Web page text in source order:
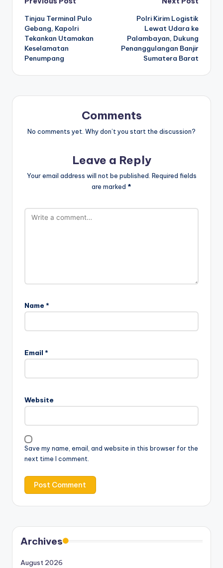
Post
navigation
Tinjau Terminal Pulo
Gebang, Kapolri
Tekankan Utamakan
Keselamatan
Penumpang
Polri Kirim Logistik
Lewat Udara ke
Palambayan, Dukung
Penanggulangan Banjir
Sumatera Barat
Comments
No comments yet. Why don’t you start the discussion?
Leave a Reply
Your email address will not be published. Required fields
are marked *
Name *
Email *
Website
Save my name, email, and website in this browser for the
next time I comment.
Archives
August 2026